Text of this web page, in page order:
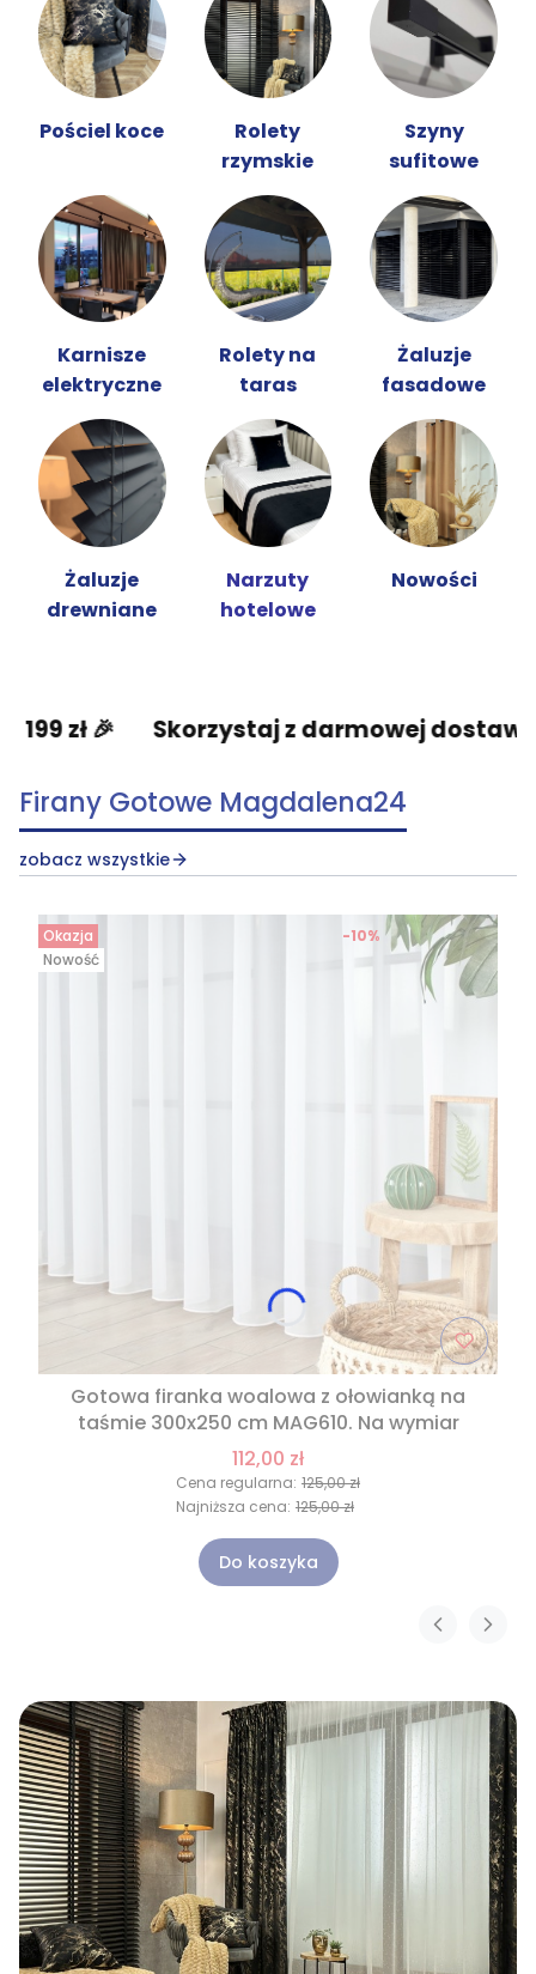
Pościel koce
Rolety
rzymskie
Szyny
sufitowe
Karnisze
elektryczne
Rolety na
taras
Żaluzje
fasadowe
Żaluzje
drewniane
Narzuty
hotelowe
Nowości
Skorzystaj z darmowej dostawy od 199 zł
Firany Gotowe Magdalena24
zobacz wszystkie
Okazja
Nowość
Gotowa firanka woalowa z ołowianką na
taśmie 300x250 cm MAG610. Na wymiar
112,00 zł
Cena regularna: 125,00 zł
-10%
Najniższa cena: 125,00 zł
Do koszyka